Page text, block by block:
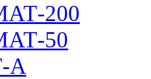
200
50
А